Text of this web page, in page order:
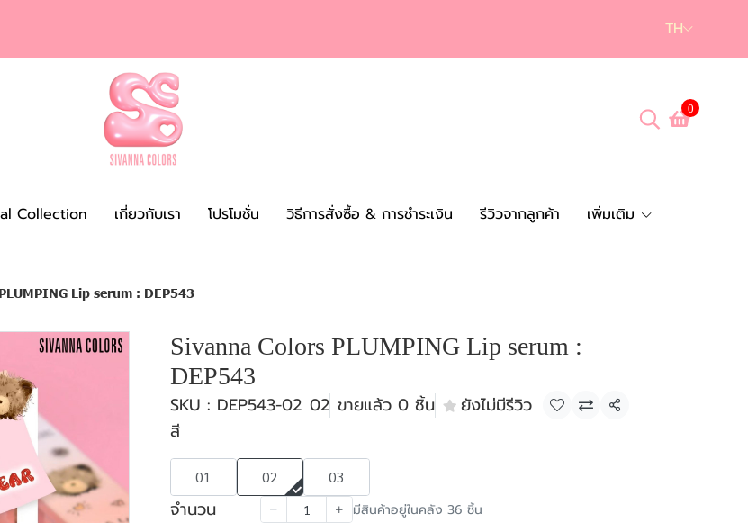
TH
0
Collection เกี่ยวกับเรา โปรโมชั่น วิธีการสั่งซื้อ & การชำระเงิน รีวิวจากลูกค้า เพิ่มเติม
Lip serum : DEP543
Sivanna Colors PLUMPING Lip serum :
DEP543
SKU : DEP543-02 02 ขายแล้ว 0 ชิ้น ยังไม่มีรีวิว แชร์
สี
01 02 03
จำนวน มีสินค้าอยู่ในคลัง 36 ชิ้น